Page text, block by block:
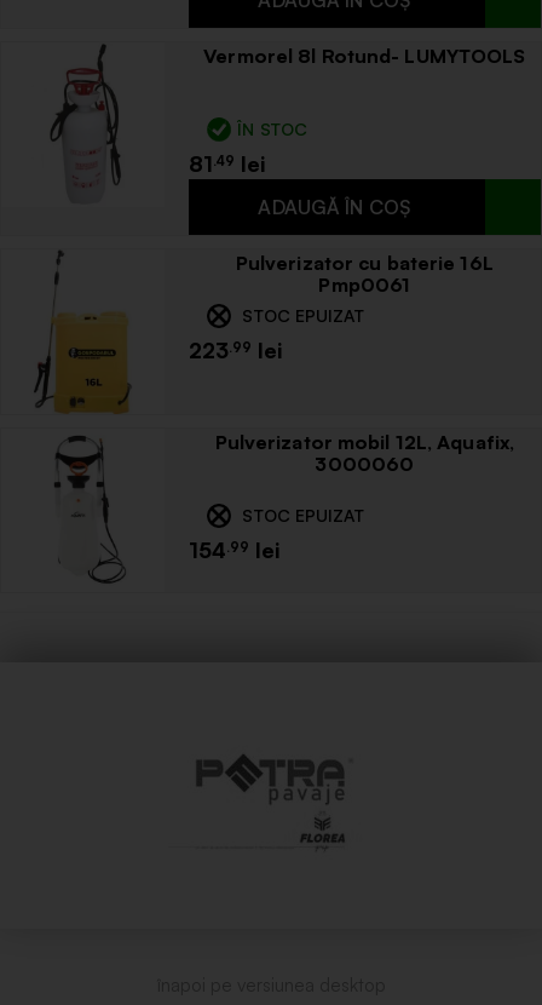
Vermorel 8l Rotund- LUMYTOOLS
ÎN STOC
81.49
Pulverizator cu baterie 16L
Pmp0061
STOC EPUIZAT
223.99
Pulverizator mobil 12L, Aquafix,
3000060
STOC EPUIZAT
154 .99